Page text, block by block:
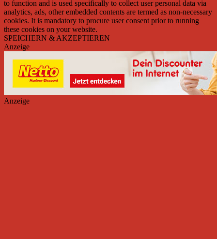
to function and is used specifically to collect user personal data via
analytics, ads, other embedded contents are termed as non-necessary
cookies. It is mandatory to procure user consent prior to running
these cookies on your website.
SPEICHERN & AKZEPTIEREN
Anzeige
Anzeige